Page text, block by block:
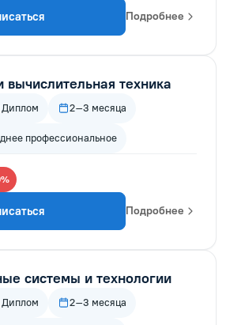
Подробнее
техника
Диплом 2–3 месяца
профессиональное
Подробнее
системы и технологии
Диплом 2–3 месяца